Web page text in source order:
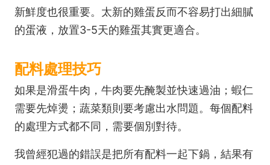
新鮮度也很重要。太新的雞蛋反而不容易打出細膩
的蛋液，放置3-5天的雞蛋其實更適合。
配料處理技巧
如果是滑蛋牛肉，牛肉要先醃製並快速過油；蝦仁
需要先焯燙；蔬菜類則要考慮出水問題。每個配料
的處理方式都不同，需要個別對待。
我曾經犯過的錯誤是把所有配料一起下鍋，結果有